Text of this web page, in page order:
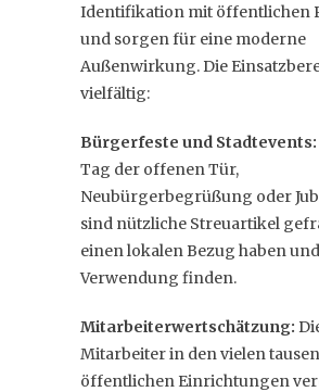
Identifikation mit öffentlichen
und sorgen für eine moderne
Außenwirkung. Die
vielfältig:
Bürgerfeste und Stadtevents:
Tag der offenen Tür,
Neubürgerbegrüßung oder
sind nützliche Streuartikel
einen lokalen Bezug haben
Verwendung finden.
Mitarbeiterwertschätzung:
Mitarbeiter in den vielen
öffentlichen Einrichtungen